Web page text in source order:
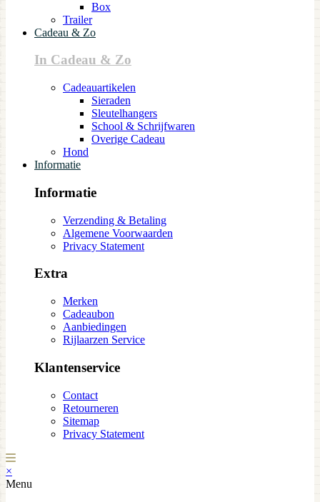
Box
Trailer
Cadeau & Zo
In Cadeau & Zo
Cadeauartikelen
Sieraden
Sleutelhangers
School & Schrijfwaren
Overige Cadeau
Hond
Informatie
Informatie
Verzending & Betaling
Algemene Voorwaarden
Privacy Statement
Extra
Merken
Cadeaubon
Aanbiedingen
Rijlaarzen Service
Klantenservice
Contact
Retourneren
Sitemap
Privacy Statement
×
Menu